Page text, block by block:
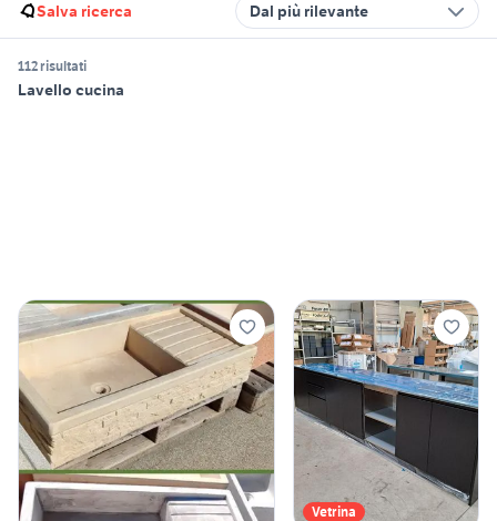
Salva ricerca Dal più rilevante
112 risultati
Lavello cucina
Vetrina